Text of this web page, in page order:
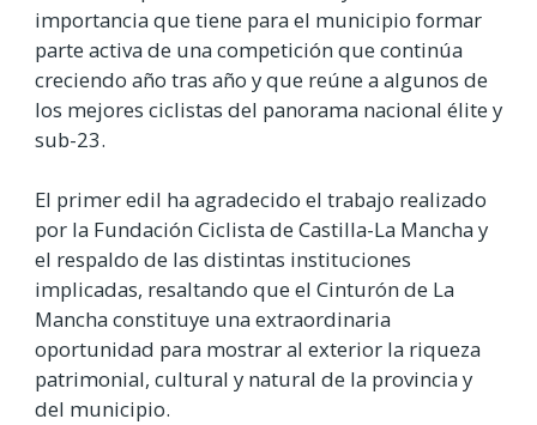
importancia que tiene para el municipio formar
parte activa de una competición que continúa
creciendo año tras año y que reúne a algunos de
los mejores ciclistas del panorama nacional élite y
sub-23.
El primer edil ha agradecido el trabajo realizado
por la Fundación Ciclista de Castilla-La Mancha y
el respaldo de las distintas instituciones
implicadas, resaltando que el Cinturón de La
Mancha constituye una extraordinaria
oportunidad para mostrar al exterior la riqueza
patrimonial, cultural y natural de la provincia y
del municipio.